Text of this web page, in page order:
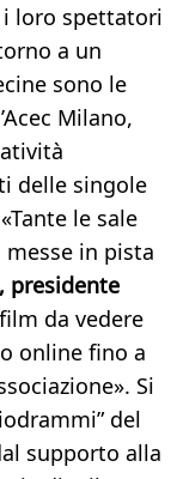
loro spettatori
a un
sono le
Milano,
delle singole
le sale
in pista
presidente
da vedere
online fino a
Si
del
supporto alla